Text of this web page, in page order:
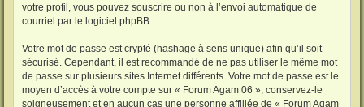
votre profil, vous pouvez souscrire ou non à l’envoi automatique de
courriel par le logiciel phpBB.
Votre mot de passe est crypté (hashage à sens unique) afin qu’il soit
sécurisé. Cependant, il est recommandé de ne pas utiliser le même mot
de passe sur plusieurs sites Internet différents. Votre mot de passe est le
moyen d’accès à votre compte sur « Forum Agam 06 », conservez-le
soigneusement et en aucun cas une personne affiliée de « Forum Agam